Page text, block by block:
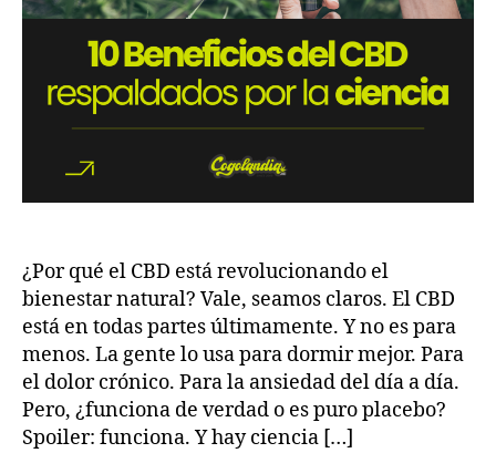
¿Por qué el CBD está revolucionando el
bienestar natural? Vale, seamos claros. El CBD
está en todas partes últimamente. Y no es para
menos. La gente lo usa para dormir mejor. Para
el dolor crónico. Para la ansiedad del día a día.
Pero, ¿funciona de verdad o es puro placebo?
Spoiler: funciona. Y hay ciencia […]